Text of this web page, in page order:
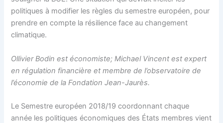
politiques à modifier les règles du semestre européen, pour
prendre en compte la résilience face au changement
climatique.
Ollivier Bodin est économiste; Michael Vincent est expert
en régulation financière et membre de l’observatoire de
l’économie de la Fondation Jean-Jaurès.
Le Semestre européen 2018/19 coordonnant chaque
année les politiques économiques des États membres vient